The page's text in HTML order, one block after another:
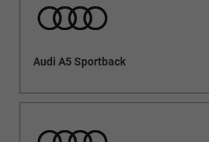
Audi A5 Sportback